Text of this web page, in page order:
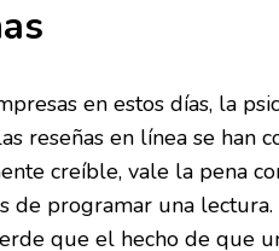
en estos días, la
reseñas en línea se han
creíble, vale la pena
de programar una
que el hecho de que